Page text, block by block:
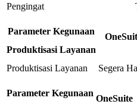
Pengingat
Parameter Kegunaan
Produktisasi Layanan
Produktisasi Layanan
Segera
Parameter Kegunaan
OneSuite